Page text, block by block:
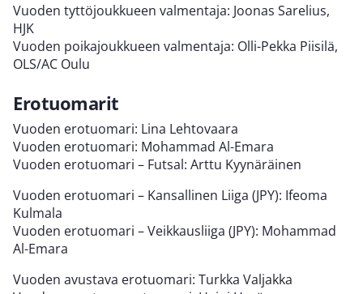
Vuoden tyttöjoukkueen valmentaja: Joonas Sarelius,
HJK
Vuoden poikajoukkueen valmentaja: Olli-Pekka Piisilä,
OLS/AC Oulu
Erotuomarit
Vuoden erotuomari: Lina Lehtovaara
Vuoden erotuomari: Mohammad Al-Emara
Vuoden erotuomari – Futsal: Arttu Kyynäräinen
Vuoden erotuomari – Kansallinen Liiga (JPY): Ifeoma
Kulmala
Vuoden erotuomari – Veikkausliiga (JPY): Mohammad
Al-Emara
Vuoden avustava erotuomari: Turkka Valjakka